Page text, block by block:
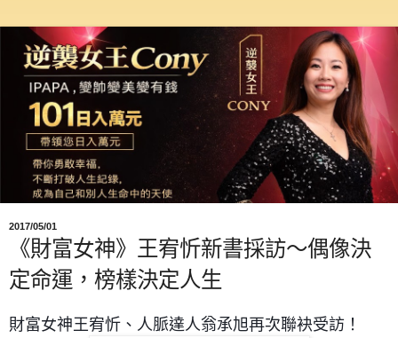
2017/05/01
《財富女神》王宥忻新書採訪～偶像決
定命運，榜樣決定人生
財富女神王宥忻、人脈達人翁承旭再次聯袂受訪！